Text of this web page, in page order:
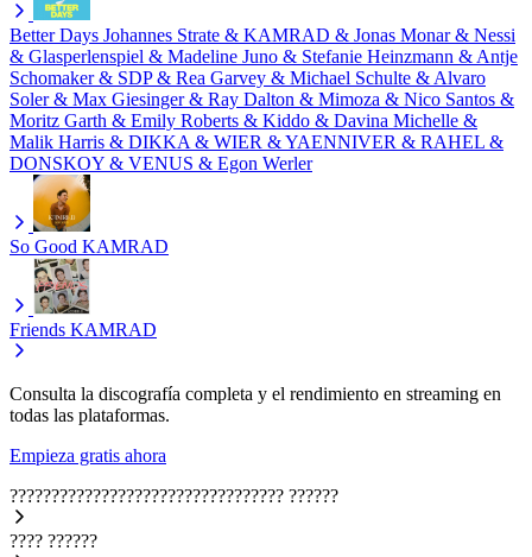
Better Days Johannes Strate & KAMRAD & Jonas Monar & Nessi
& Glasperlenspiel & Madeline Juno & Stefanie Heinzmann & Antje
Schomaker & SDP & Rea Garvey & Michael Schulte & Alvaro
Soler & Max Giesinger & Ray Dalton & Mimoza & Nico Santos &
Moritz Garth & Emily Roberts & Kiddo & Davina Michelle &
Malik Harris & DIKKA & WIER & YAENNIVER & RAHEL &
DONSKOY & VENUS & Egon Werler
So Good KAMRAD
Friends KAMRAD
Consulta la discografía completa y el rendimiento en streaming en
todas las plataformas.
Empieza gratis ahora
????????????????????????????????? ??????
???? ??????